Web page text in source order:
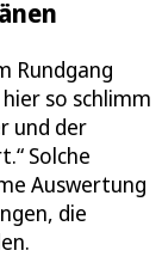
Rundgang
so schlimm
und der
Solche
Auswertung
die